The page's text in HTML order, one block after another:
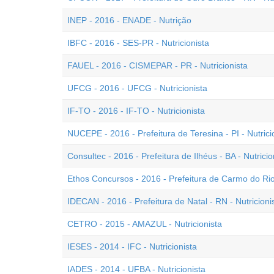
INEP - 2016 - ENADE - Nutrição
IBFC - 2016 - SES-PR - Nutricionista
FAUEL - 2016 - CISMEPAR - PR - Nutricionista
UFCG - 2016 - UFCG - Nutricionista
IF-TO - 2016 - IF-TO - Nutricionista
NUCEPE - 2016 - Prefeitura de Teresina - PI -
Consultec - 2016 - Prefeitura de Ilhéus - BA -
Ethos Concursos - 2016 - Prefeitura de Carmo do
IDECAN - 2016 - Prefeitura de Natal - RN -
CETRO - 2015 - AMAZUL - Nutricionista
IESES - 2014 - IFC - Nutricionista
IADES - 2014 - UFBA - Nutricionista